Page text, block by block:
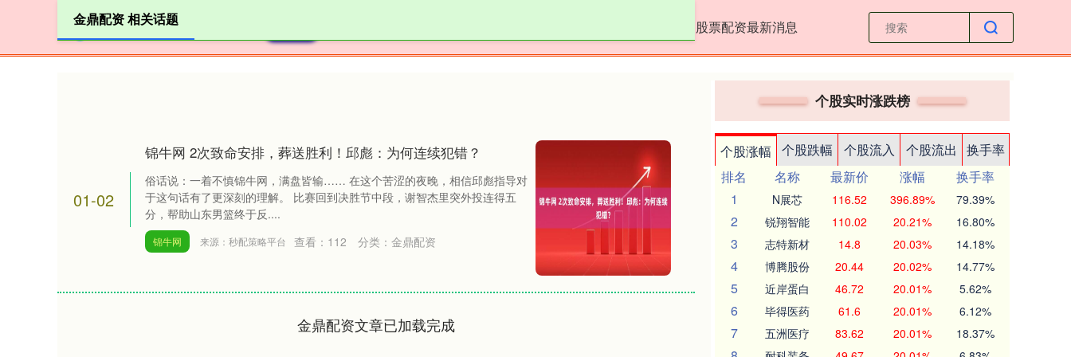
股票配资最新消息
金鼎配资 相关话题
01-02
锦牛网 2次致命安排，葬送胜利！邱彪：为何连续犯错？
俗话说：一着不慎锦牛网，满盘皆输…… 在这个苦涩的夜晚，相信邱彪指导对
于这句话有了更深刻的理解。 比赛回到决胜节中段，谢智杰里突外投连得五
分，帮助山东男篮终于反....
锦牛网 来源：秒配策略平台 查看： 112 分类： 金鼎配资
金鼎配资文章已加载完成
个股实时涨跌榜
个股涨幅 个股跌幅 个股流入 个股流出
换手率
排名
名称 最新价 涨幅
换手率
1
N展芯 116.52 396.89% 79.39%
2 锐翔智能 110.02 20.21% 16.80%
3 志特新材 14.8 20.03% 14.18%
4 博腾股份 20.44 20.02% 14.77%
5 近岸蛋白 46.72 20.01% 5.62%
6 毕得医药 61.6 20.01% 6.12%
7 五洲医疗 83.62 20.01% 18.37%